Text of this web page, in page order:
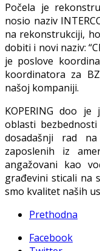
Počela je
nosio naziv
na rekonstrukciji,
dobiti i novi naziv:
je poslove
koordinatora za
našoj kompaniji.
KOPERING doo
oblasti
dosadašnji rad
zaposlenih iz
angažovani kao
građevini sticali na
smo kvalitet naših
Prethodna
Facebook